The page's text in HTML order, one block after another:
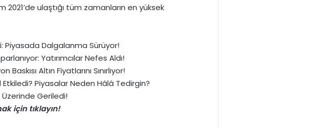
2021’de ulaştığı tüm zamanların en yüksek
Piyasada Dalgalanma Sürüyor!
Yatırımcılar Nefes Aldı!
Altın Fiyatlarını Sınırlıyor!
Etkiledi? Piyasalar Neden Hâlâ Tedirgin?
Geriledi!
için tıklayın!